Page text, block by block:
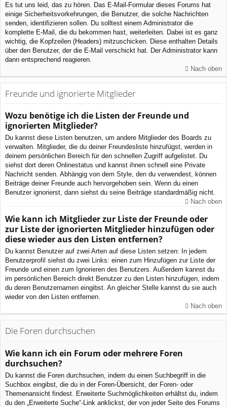
Es tut uns leid, das zu hören. Das E-Mail-Formular dieses Forums hat
einige Sicherheitsvorkehrungen, die Benutzer, die solche Nachrichten
senden, identifizieren sollen. Du solltest einem Administrator die
komplette E-Mail, die du bekommen hast, weiterleiten. Dabei ist es ganz
wichtig, die Kopfzeilen (Headers) mitzuschicken. Diese enthalten Details
über den Benutzer, der die E-Mail verschickt hat. Der Administrator kann
dann entsprechend reagieren.
Nach oben
Freunde und ignorierte Mitglieder
Wozu benötige ich die Listen der Freunde und
ignorierten Mitglieder?
Du kannst diese Listen benutzen, um andere Mitglieder des Boards zu
verwalten. Mitglieder, die du deiner Freundesliste hinzufügst, werden in
deinem persönlichen Bereich für den schnellen Zugriff aufgelistet. Du
siehst dort deren Onlinestatus und kannst ihnen schnell eine Private
Nachricht senden. Abhängig von dem Style, den du verwendest, können
Beiträge deiner Freunde auch hervorgehoben sein. Wenn du einen
Benutzer ignorierst, dann siehst du seine Beiträge standardmäßig nicht.
Nach oben
Wie kann ich Mitglieder zur Liste der Freunde oder
zur Liste der ignorierten Mitglieder hinzufügen oder
diese wieder aus den Listen entfernen?
Du kannst Benutzer auf zwei Arten auf diese Listen setzen: In jedem
Benutzerprofil siehst du zwei Links: einen zum Hinzufügen zur Liste der
Freunde und einen zum Ignorieren des Benutzers. Außerdem kannst du
im persönlichen Bereich direkt Benutzer zu den Listen hinzufügen, indem
du deren Benutzernamen eingibst. An gleicher Stelle kannst du sie auch
wieder von den Listen entfernen.
Nach oben
Die Foren durchsuchen
Wie kann ich ein Forum oder mehrere Foren
durchsuchen?
Du kannst die Foren durchsuchen, indem du einen Suchbegriff in die
Suchbox eingibst, die du in der Foren-Übersicht, der Foren- oder
Themenansicht findest. Erweiterte Suchmöglichkeiten erhältst du, indem
du den „Erweiterte Suche“-Link anklickst, der von jeder Seite des Forums